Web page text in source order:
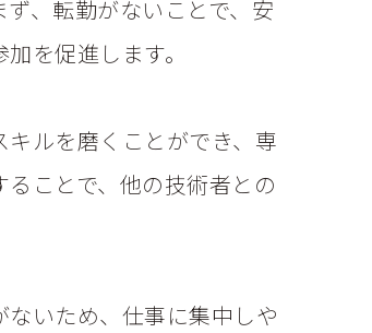
、転勤がないことで、安
を促進します。
ルを磨くことができ、専
ことで、他の技術者との
いため、仕事に集中しや